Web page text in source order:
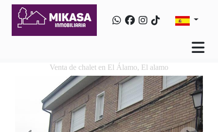
Venta de chalet en El Álamo, El alamo